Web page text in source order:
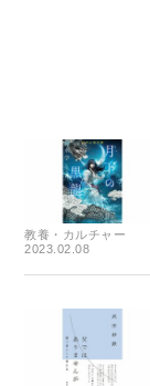
教養・カルチャー
2023.02.08